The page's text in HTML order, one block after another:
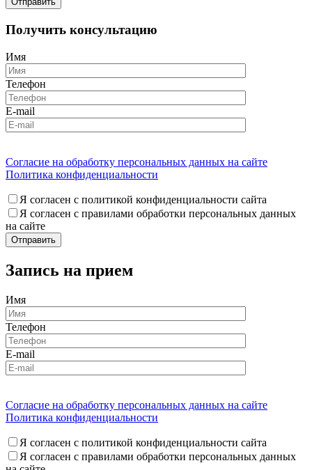
Получить консультацию
Имя
Телефон
E-mail
Согласие на обработку персональных данных на сайте
Политика конфиденциальности
Я согласен с политикой конфиденциальности сайта
Я согласен с правилами обработки персональных данных
на сайте
Запись на прием
Имя
Телефон
E-mail
Согласие на обработку персональных данных на сайте
Политика конфиденциальности
Я согласен с политикой конфиденциальности сайта
Я согласен с правилами обработки персональных данных